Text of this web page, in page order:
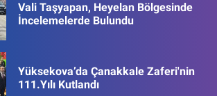
Vali Taşyapan, Heyelan Bölgesinde
İncelemelerde Bulundu
Yüksekova’da Çanakkale Zaferi'nin
111.Yılı Kutlandı